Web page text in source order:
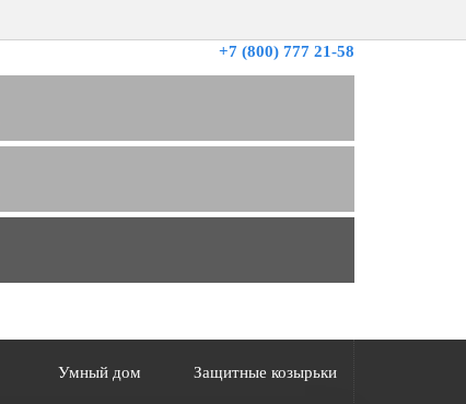
+7 (800) 777 21-58
Умный дом Защитные козырьки